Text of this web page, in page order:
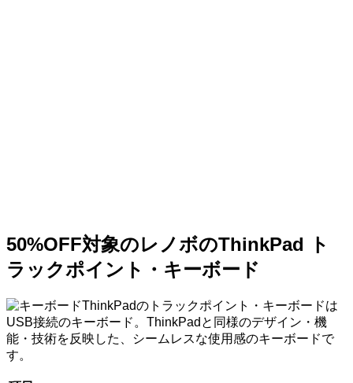
50%OFF対象のレノボのThinkPad ト
ラックポイント・キーボード
ThinkPadのトラックポイント・キーボードは
USB接続のキーボード。ThinkPadと同様のデザイン・機
能・技術を反映した、シームレスな使用感のキーボードで
す。